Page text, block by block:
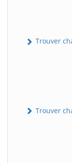
Trouver
Trouver